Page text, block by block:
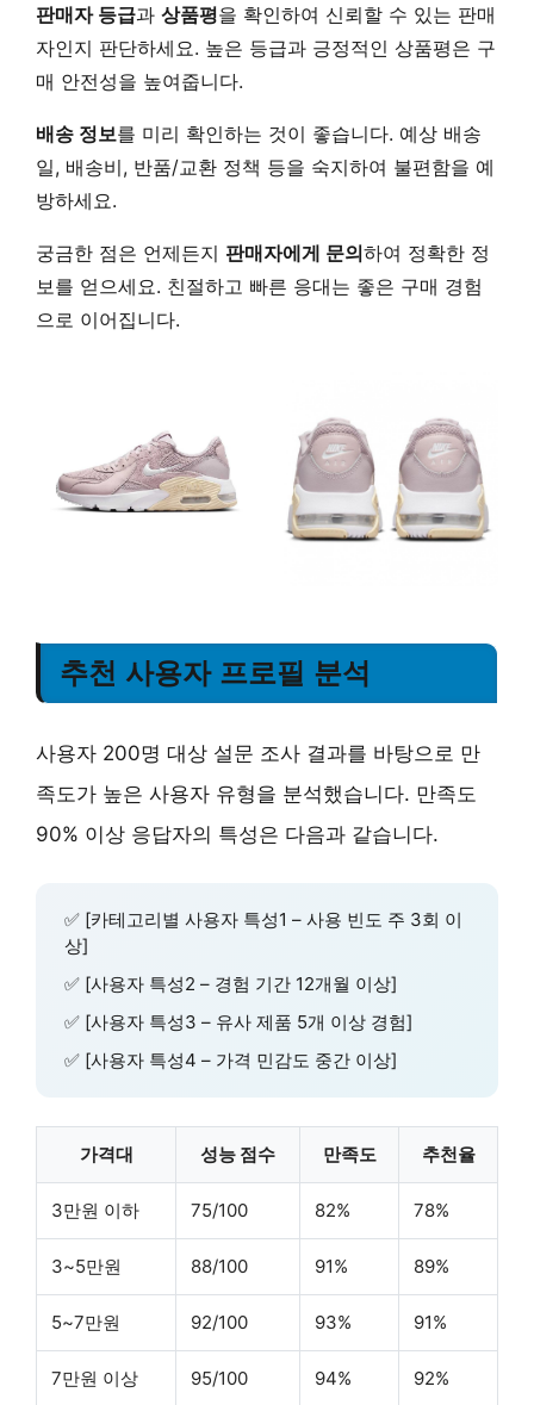
판매자 등급과 상품평을 확인하여 신뢰할 수 있는 판매
자인지 판단하세요. 높은 등급과 긍정적인 상품평은 구
매 안전성을 높여줍니다.
배송 정보를 미리 확인하는 것이 좋습니다. 예상 배송
일, 배송비, 반품/교환 정책 등을 숙지하여 불편함을 예
방하세요.
궁금한 점은 언제든지 판매자에게 문의하여 정확한 정
보를 얻으세요. 친절하고 빠른 응대는 좋은 구매 경험
으로 이어집니다.
추천 사용자 프로필 분석
사용자 200명 대상 설문 조사 결과를 바탕으로 만
족도가 높은 사용자 유형을 분석했습니다. 만족도
90% 이상 응답자의 특성은 다음과 같습니다.
✅ [카테고리별 사용자 특성1 – 사용 빈도 주 3회 이
상]
✅ [사용자 특성2 – 경험 기간 12개월 이상]
✅ [사용자 특성3 – 유사 제품 5개 이상 경험]
✅ [사용자 특성4 – 가격 민감도 중간 이상]
가격대 성능 점수 만족도 추천율
3만원 이하 75/100 82% 78%
3~5만원 88/100 91% 89%
5~7만원 92/100 93% 91%
7만원 이상 95/100 94% 92%